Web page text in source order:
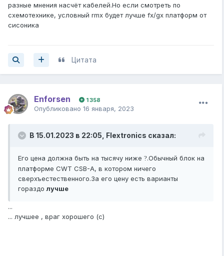
разные мнения насчёт кабелей.Но если смотреть по
схемотехнике, условный rmx будет лучше fx/gx платформ от
сисоника
Цитата
Enforsen 1 358
Опубликовано 16 января, 2023
В 15.01.2023 в 22:05, Flextronics сказал:
Его цена должна быть на тысячу ниже ?.Обычный блок на
платформе CWT CSB-A, в котором ничего
сверхъестественного.За его цену есть варианты
гораздолучше
...
... лучшее , враг хорошего (с)